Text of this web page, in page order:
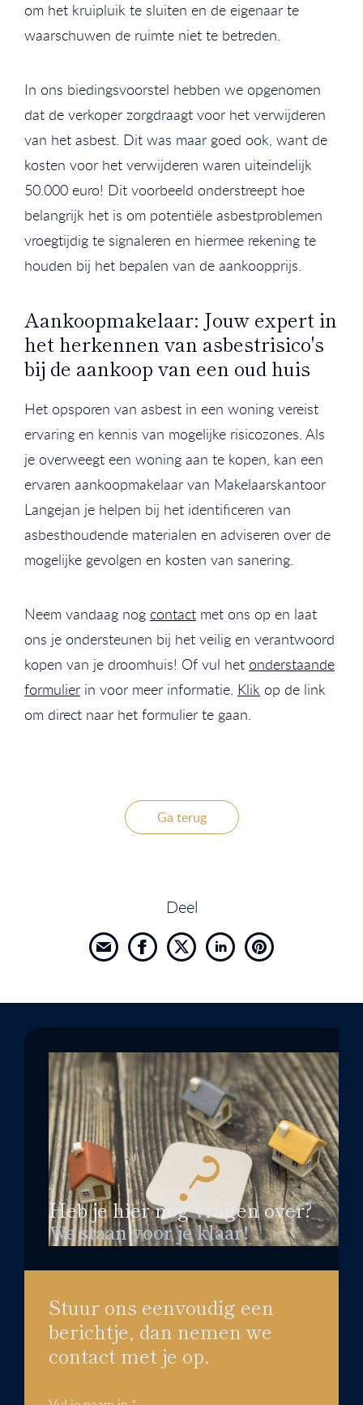
om het kruipluik te sluiten en de eigenaar te
waarschuwen de ruimte niet te betreden.
In ons biedingsvoorstel hebben we opgenomen
dat de verkoper zorgdraagt voor het verwijderen
van het asbest. Dit was maar goed ook, want de
kosten voor het verwijderen waren uiteindelijk
50.000 euro! Dit voorbeeld onderstreept hoe
belangrijk het is om potentiële asbestproblemen
vroegtijdig te signaleren en hiermee rekening te
houden bij het bepalen van de aankoopprijs.
Aankoopmakelaar: Jouw expert in
het herkennen van asbestrisico's
bij de aankoop van een oud huis
Het opsporen van asbest in een woning vereist
ervaring en kennis van mogelijke risicozones. Als
je overweegt een woning aan te kopen, kan een
ervaren aankoopmakelaar van Makelaarskantoor
Langejan je helpen bij het identificeren van
asbesthoudende materialen en adviseren over de
mogelijke gevolgen en kosten van sanering.
Neem vandaag nog contact met ons op en laat
ons je ondersteunen bij het veilig en verantwoord
kopen van je droomhuis! Of vul het onderstaande
formulier in voor meer informatie. Klik op de link
om direct naar het formulier te gaan.
Ga terug
Deel
Heb je hier nog vragen over?
We staan voor je klaar!
Stuur ons eenvoudig een
berichtje, dan nemen we
contact met je op.